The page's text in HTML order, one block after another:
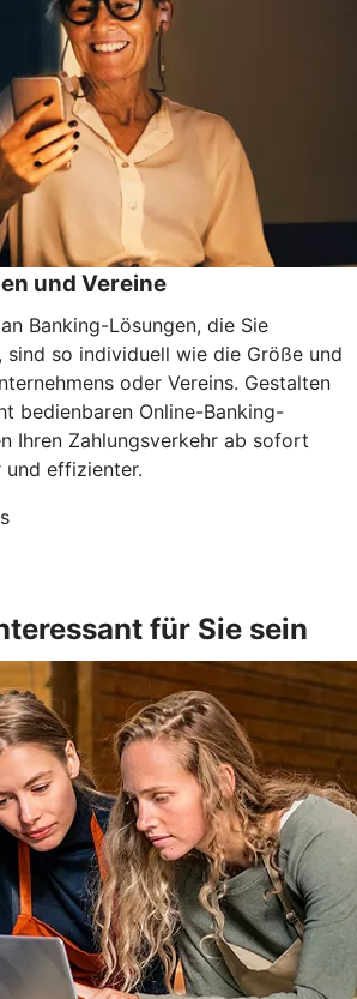
und Vereine
Banking-Lösungen, die Sie
so individuell wie die Größe und
oder Vereins. Gestalten
bedienbaren Online-Banking-
Ihren Zahlungsverkehr ab sofort
und effizienter.
für Sie sein